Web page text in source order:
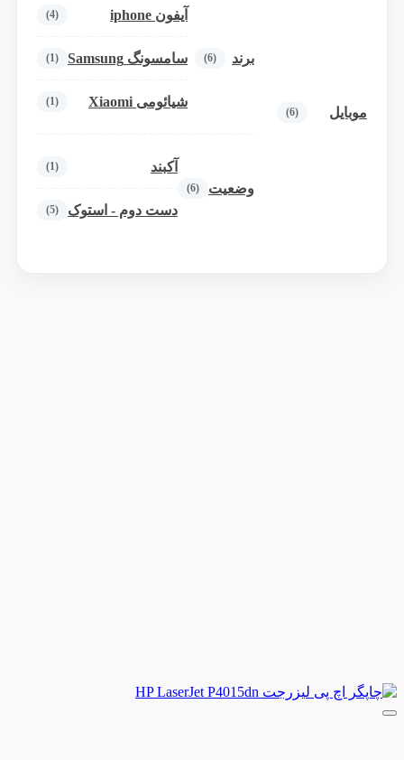
موبایل (6)
برند (6)
آیفون iphone (4)
سامسونگ Samsung (1)
شیائومی Xiaomi (1)
وضعیت (6)
آکبند (1)
دست دوم - استوک (5)